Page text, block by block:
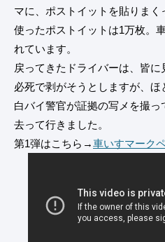
マに、ポストイットを貼りまく
使ったポストイットは1万枚。
れています。
戻ってきたドライバーは、皆に
必死で剥がそうとしますが、ほ
白バイ警官が証拠の写メを撮
去って行きました。
第1弾はこちら→車いすマーク